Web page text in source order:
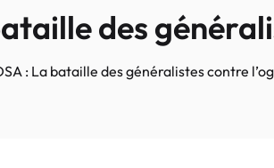
des
: La bataille des généralistes contre